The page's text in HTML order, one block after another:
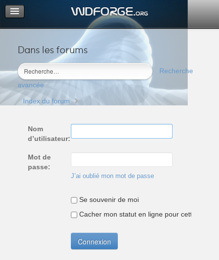
Dans les forums
Recherche
avancée
Portail
Index du forum
M’enregistrer
Connexion
Index du forum
Nom
d’utilisateur:
Mot de
passe:
J’ai oublié mon mot de passe
Se souvenir de moi
Cacher mon statut en ligne pour cette